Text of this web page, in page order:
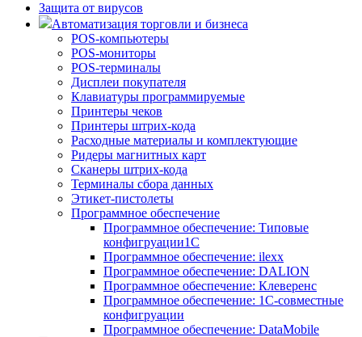
Защита от вирусов
Автоматизация торговли и бизнеса
POS-компьютеры
POS-мониторы
POS-терминалы
Дисплеи покупателя
Клавиатуры программируемые
Принтеры чеков
Принтеры штрих-кода
Расходные материалы и комплектующие
Ридеры магнитных карт
Сканеры штрих-кода
Терминалы сбора данных
Этикет-пистолеты
Программное обеспечение
Программное обеспечение: Типовые
конфигруации1С
Программное обеспечение: ilexx
Программное обеспечение: DALION
Программное обеспечение: Клеверенс
Программное обеспечение: 1С-совместные
конфигруации
Программное обеспечение: DataMobile